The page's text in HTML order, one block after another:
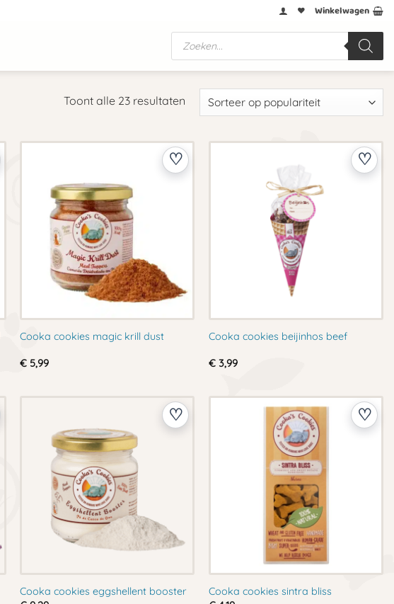
Winkelwagen
Producten
zoeken
Toont alle 23 resultatenGesorteerd
Cooka cookies magic krill dust
€ 5,99
Cooka cookies beijinhos beef
€3,99
Cooka cookies eggshellent booster
Cooka cookies sintra bliss